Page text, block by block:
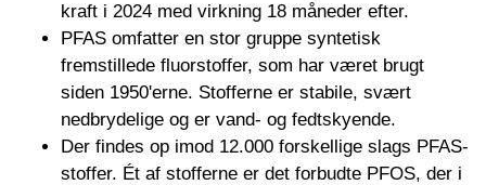
kraft i 2024 med virkning 18 måneder efter.
PFAS omfatter en stor gruppe syntetisk
fremstillede fluorstoffer, som har været brugt
siden 1950'erne. Stofferne er stabile, svært
nedbrydelige og er vand- og fedtskyende.
Der findes op imod 12.000 forskellige slags PFAS-
stoffer. Ét af stofferne er det forbudte PFOS, der i